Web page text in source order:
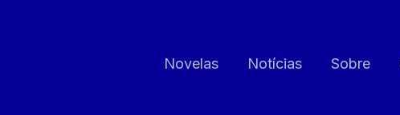
Novelas Notícias Sobre